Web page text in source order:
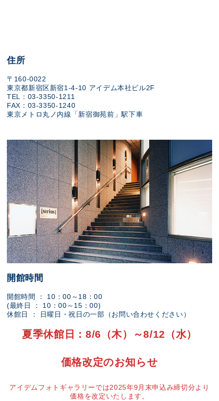
住所
〒160-0022
東京都新宿区新宿1-4-10 アイデム本社ビル2F
TEL：03-3350-1211
FAX：03-3350-1240
東京メトロ丸ノ内線「新宿御苑前」駅下車
開館時間
開館時間 ： 10：00～18：00
(最終日 ： 10：00～15：00)
休館日 ： 日曜日・祝日の一部（お問い合わせください）
夏季休館日：8/6（木）～8/12（水）
価格改定のお知らせ
アイデムフォトギャラリーでは2025年9月末申込み締切分より
価格を改定いたします。